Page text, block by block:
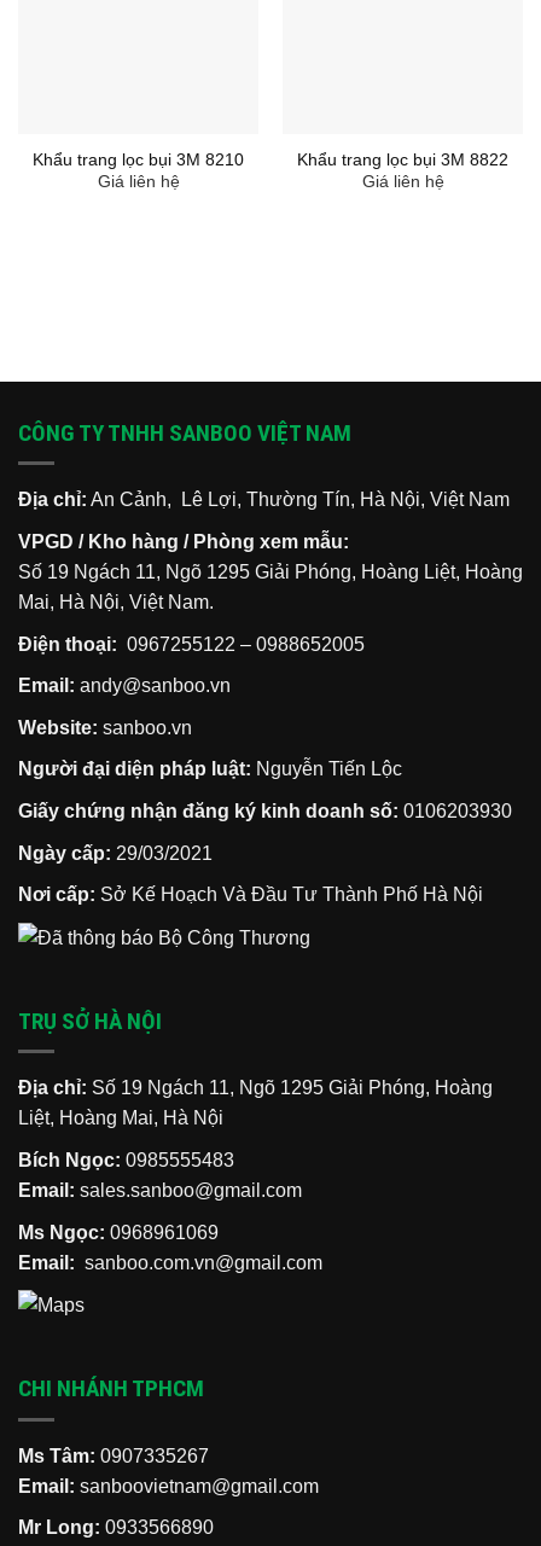
Khẩu trang lọc bụi 3M 8210
Giá liên hệ
Khẩu trang lọc bụi 3M 8822
Giá liên hệ
CÔNG TY TNHH SANBOO VIỆT NAM
Địa chỉ: An Cảnh, Lê Lợi, Thường Tín, Hà Nội, Việt Nam
VPGD / Kho hàng / Phòng xem mẫu:
Số 19 Ngách 11, Ngõ 1295 Giải Phóng, Hoàng Liệt, Hoàng
Mai, Hà Nội, Việt Nam.
Điện thoại: 0967255122 – 0988652005
Email: andy@sanboo.vn
Website: sanboo.vn
Người đại diện pháp luật: Nguyễn Tiến Lộc
Giấy chứng nhận đăng ký kinh doanh số: 0106203930
Ngày cấp: 29/03/2021
Nơi cấp: Sở Kế Hoạch Và Đầu Tư Thành Phố Hà Nội
TRỤ SỞ HÀ NỘI
Địa chỉ: Số 19 Ngách 11, Ngõ 1295 Giải Phóng, Hoàng
Liệt, Hoàng Mai, Hà Nội
Bích Ngọc: 0985555483
Email: sales.sanboo@gmail.com
Ms Ngọc: 0968961069
Email: sanboo.com.vn@gmail.com
CHI NHÁNH TPHCM
Ms Tâm: 0907335267
Email: sanboovietnam@gmail.com
Mr Long: 0933566890